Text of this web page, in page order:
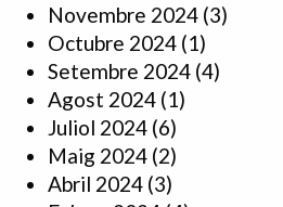
Novembre 2024 (3)
Octubre 2024 (1)
Setembre 2024 (4)
Agost 2024 (1)
Juliol 2024 (6)
Maig 2024 (2)
Abril 2024 (3)